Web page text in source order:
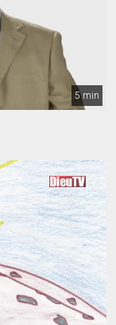
5 min